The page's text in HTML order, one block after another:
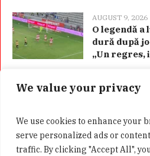
We value your privacy
We use cookies to enhance your
serve personalized ads or
traffic. By clicking "Accept All",
AUGUST 9, 2026
O legendă a
dură după
„Un regres,
Categorii